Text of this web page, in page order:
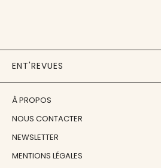
ENT'REVUES
À PROPOS
NOUS CONTACTER
NEWSLETTER
MENTIONS LÉGALES